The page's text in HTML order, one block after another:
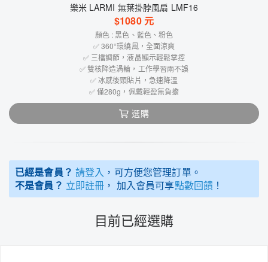
樂米 LARMI 無葉掛脖風扇 LMF16
$1080元
顏色 : 黑色、藍色、粉色
✅ 360°環繞風，全面涼爽
✅ 三檔調節，液晶顯示輕鬆掌控
✅ 雙核降造渦輪，工作學習兩不誤
✅ 冰感後頸貼片，急速降溫
✅ 僅280g，佩戴輕盈無負擔
選購
已經是會員？ 請登入 ，可方便您管理訂單。
不是會員？ 立即註冊 ， 加入會員可享點數回饋！
目前已經選購